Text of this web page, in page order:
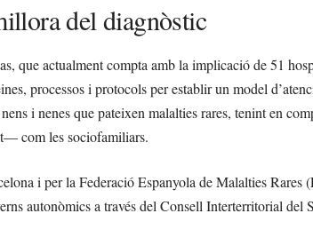
del diagnòstic
que actualment compta amb la implicació de 51
processos i protocols per establir un model
i nenes que pateixen malalties rares, tenint en
com les sociofamiliars.
i per la Federació Espanyola de Malalties Rares
autonòmics a través del Consell Interterritorial del